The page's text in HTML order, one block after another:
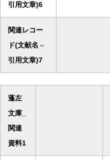
引用文章)6
関連レコー
ド(文献名⇔
引用文章)7
蓬左
文庫_
関連
資料1